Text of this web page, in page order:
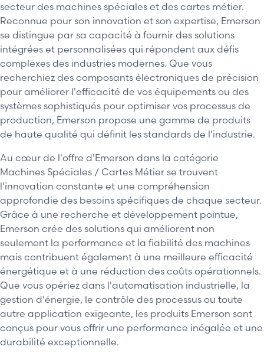
secteur des machines spéciales et des cartes métier.
Reconnue pour son innovation et son expertise, Emerson
se distingue par sa capacité à fournir des solutions
intégrées et personnalisées qui répondent aux défis
complexes des industries modernes. Que vous
recherchiez des composants électroniques de précision
pour améliorer l'efficacité de vos équipements ou des
systèmes sophistiqués pour optimiser vos processus de
production, Emerson propose une gamme de produits
de haute qualité qui définit les standards de l'industrie.
Au cœur de l'offre d'Emerson dans la catégorie
Machines Spéciales / Cartes Métier se trouvent
l'innovation constante et une compréhension
approfondie des besoins spécifiques de chaque secteur.
Grâce à une recherche et développement pointue,
Emerson crée des solutions qui améliorent non
seulement la performance et la fiabilité des machines
mais contribuent également à une meilleure efficacité
énergétique et à une réduction des coûts opérationnels.
Que vous opériez dans l'automatisation industrielle, la
gestion d'énergie, le contrôle des processus ou toute
autre application exigeante, les produits Emerson sont
conçus pour vous offrir une performance inégalée et une
durabilité exceptionnelle.